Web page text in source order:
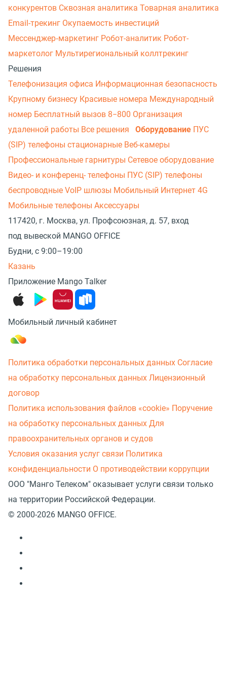
конкурентов Сквозная аналитика Товарная аналитика
Email-трекинг Окупаемость инвестиций
Мессенджер‑маркетинг Робот-аналитик Робот-
маркетолог Мультирегиональный коллтрекинг
Решения
Телефонизация офиса Информационная безопасность
Крупному бизнесу Красивые номера Международный
номер Бесплатный вызов 8−800 Организация
удаленной работы Все решения Оборудование ПУС
(SIP) телефоны стационарные Веб-камеры
Профессиональные гарнитуры Сетевое оборудование
Видео- и конференц- телефоны ПУС (SIP) телефоны
беспроводные VoIP шлюзы Мобильный Интернет 4G
Мобильные телефоны Аксессуары
117420, г. Москва, ул. Профсоюзная, д. 57, вход
под вывеской MANGO OFFICE
Будни, с 9:00–19:00
Казань
Приложение Mango Talker
Мобильный личный кабинет
Политика обработки персональных данных Согласие
на обработку персональных данных Лицензионный
договор
Политика использования файлов «cookie» Поручение
на обработку персональных данных Для
правоохранительных органов и судов
Условия оказания услуг связи Политика
конфиденциальности О противодействии коррупции
ООО "Манго Телеком" оказывает услуги связи только
на территории Российской Федерации.
© 2000-2026 MANGO OFFICE.